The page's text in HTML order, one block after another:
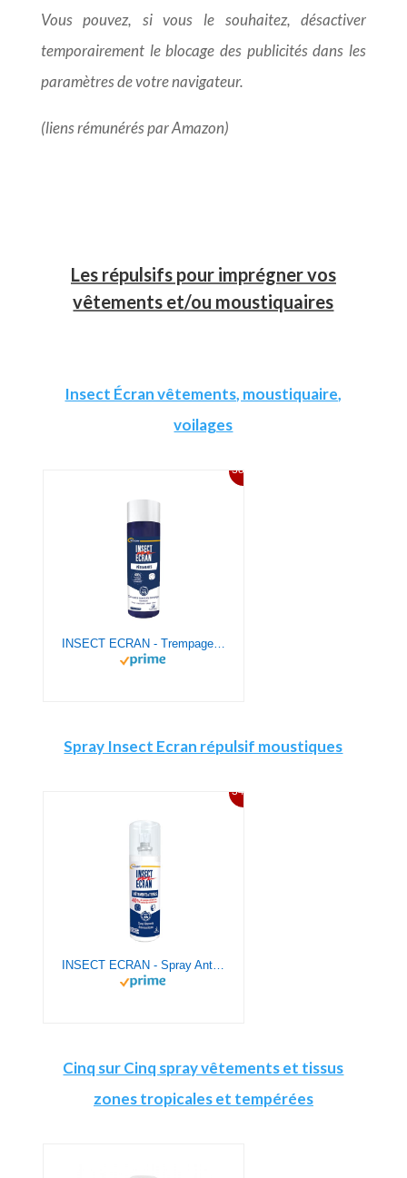
Vous pouvez, si vous le souhaitez, désactiver
temporairement le blocage des publicités dans les
paramètres de votre navigateur.
(liens rémunérés par Amazon)
Les répulsifs pour imprégner vos
vêtements et/ou moustiquaires
Insect Écran vêtements, moustiquaire,
voilages
38%
INSECT ECRAN - Trempage vêtements et tissus - Solution insecticide - Protection contre les piqûres de moustiques - Dès 24 mois - 200 ml
Spray Insect Ecran répulsif moustiques
34%
INSECT ECRAN - Spray Anti-Moustiques - Protection contre les piqures de moustiques - Vêtements &Tissus - Sans odeur - Spray - Fabriqué en France - 100ml
Cinq sur Cinq spray vêtements et tissus
zones tropicales et tempérées